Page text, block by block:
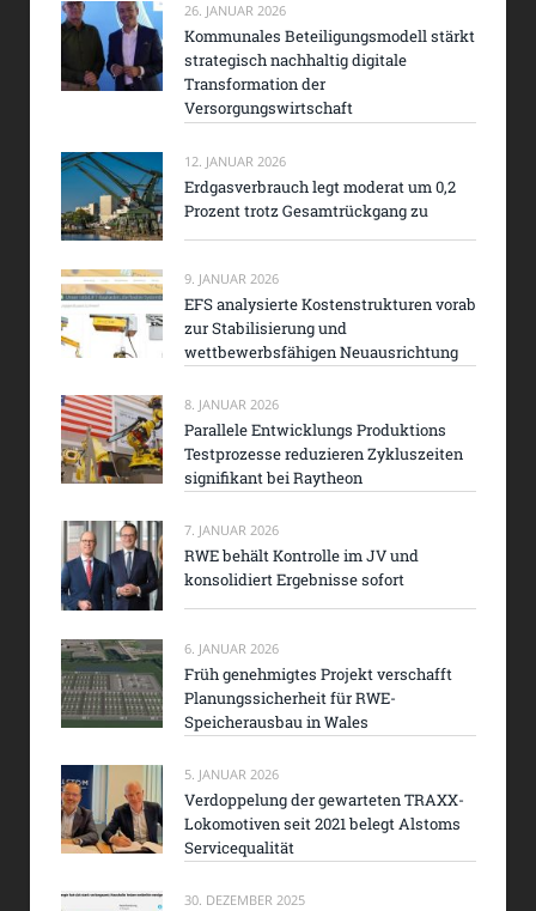
26. JANUAR 2026
Kommunales Beteiligungsmodell stärkt
strategisch nachhaltig digitale
Transformation der
Versorgungswirtschaft
12. JANUAR 2026
Erdgasverbrauch legt moderat um 0,2
Prozent trotz Gesamtrückgang zu
9. JANUAR 2026
EFS analysierte Kostenstrukturen vorab
zur Stabilisierung und
wettbewerbsfähigen Neuausrichtung
8. JANUAR 2026
Parallele Entwicklungs Produktions
Testprozesse reduzieren Zykluszeiten
signifikant bei Raytheon
7. JANUAR 2026
RWE behält Kontrolle im JV und
konsolidiert Ergebnisse sofort
6. JANUAR 2026
Früh genehmigtes Projekt verschafft
Planungssicherheit für RWE-
Speicherausbau in Wales
5. JANUAR 2026
Verdoppelung der gewarteten TRAXX-
Lokomotiven seit 2021 belegt Alstoms
Servicequalität
30. DEZEMBER 2025